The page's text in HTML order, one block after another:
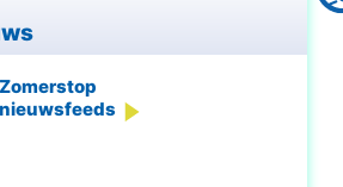
Zomerstop
nieuwsfeeds